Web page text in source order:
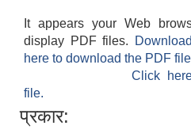
It appears your Web
display PDF files.
here to download the PDF
Click
file.
प्रकार: